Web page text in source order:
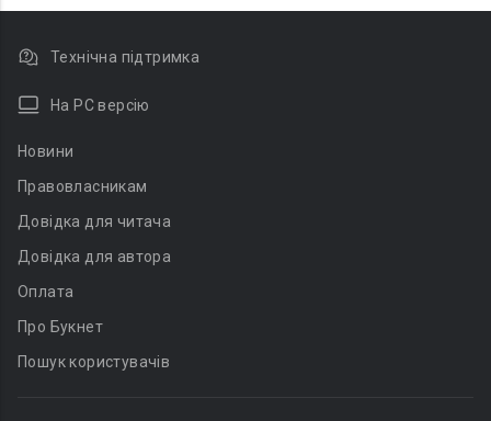
Технічна підтримка
На PC версію
Новини
Правовласникам
Довідка для читача
Довідка для автора
Оплата
Про Букнет
Пошук користувачів